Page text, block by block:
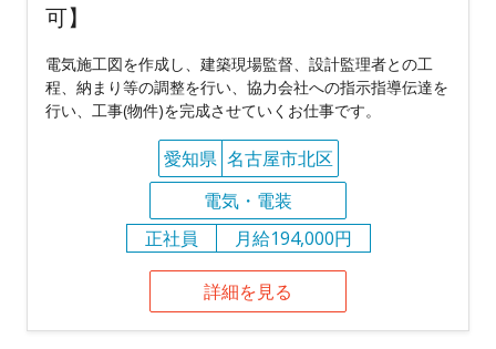
可】
電気施工図を作成し、建築現場監督、設計監理者との工
程、納まり等の調整を行い、協力会社への指示指導伝達を
行い、工事(物件)を完成させていくお仕事です。
愛知県 名古屋市北区
電気・電装
正社員
月給194,000円
詳細を見る